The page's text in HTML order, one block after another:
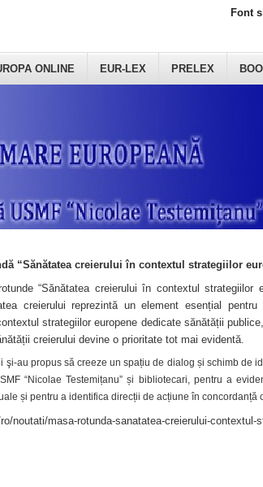
ONLINE EUR-LEX PRELEX
Font
“Sănătatea creierului în contextul strategiilor
“Sănătatea creierului în contextul strategiilor
creierului reprezintă un element esențial pentru
strategiilor europene dedicate sănătății
creierului devine o prioritate tot mai evidentă.
şi-au propus să creeze un spațiu de dialog și schimb de
“Nicolae Testemițanu” și bibliotecari, pentru a
și pentru a identifica direcții de acțiune în concordanță
noutati/masa-rotunda-sanatatea-creierului-contextul-